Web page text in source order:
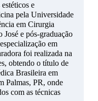
e
pela Universidade
em Cirurgia
e pós-graduação
em
foi realizada na
obtendo o título de
Brasileira em
Palmas, PR, onde
com as técnicas